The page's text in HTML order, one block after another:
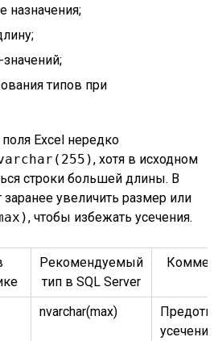
назначения;
типов при
Excel нередко
, хотя в исходном
строки большей длины. В
заранее увеличить размер или
, чтобы избежать усечения.
Рекомендуемый
тип в SQL Server
nvarchar(max)
усечение